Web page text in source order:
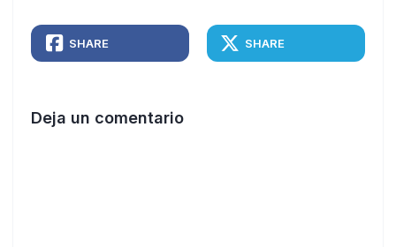
SHARE SHARE
Deja un comentario